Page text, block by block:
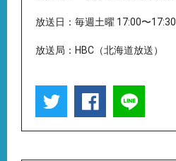
放送日：毎週土曜 17:00〜17:30
放送局：HBC（北海道放送）